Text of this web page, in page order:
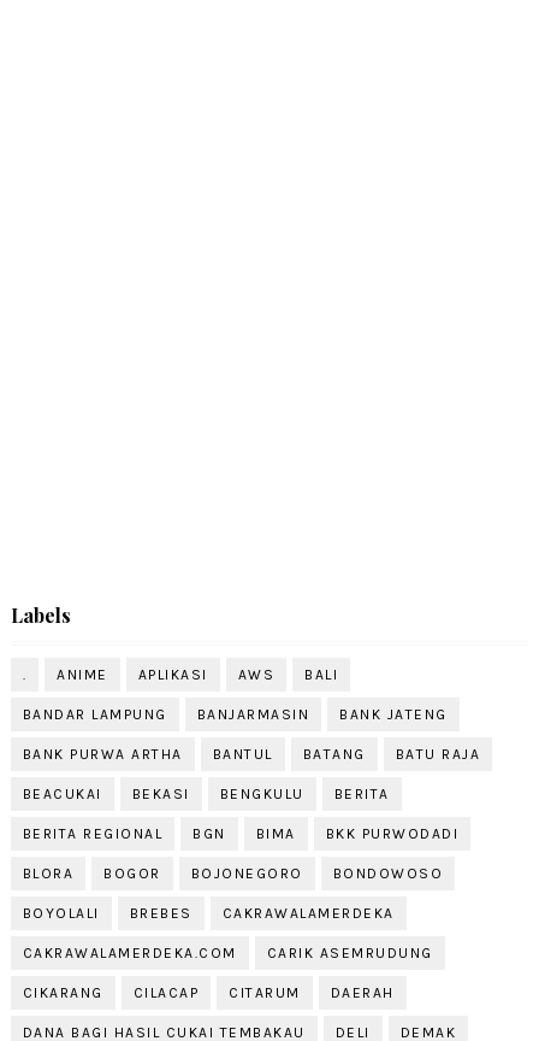
Labels
. ANIME APLIKASI AWS BALI
BANDAR LAMPUNG BANJARMASIN BANK JATENG
BANK PURWA ARTHA BANTUL BATANG BATU RAJA
BEACUKAI BEKASI BENGKULU BERITA
BERITA REGIONAL BGN BIMA BKK PURWODADI
BLORA BOGOR BOJONEGORO BONDOWOSO
BOYOLALI BREBES CAKRAWALAMERDEKA
CAKRAWALAMERDEKA.COM CARIK ASEMRUDUNG
CIKARANG CILACAP CITARUM DAERAH
DANA BAGI HASIL CUKAI TEMBAKAU DELI DEMAK